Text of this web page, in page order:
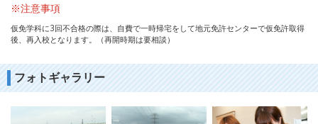
※注意事項
仮免学科に3回不合格の際は、自費で一時帰宅をして地元免許センターで仮免許取得
後、再入校となります。（再開時期は要相談）
フォトギャラリー